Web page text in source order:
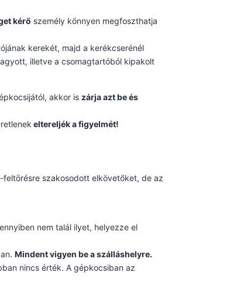
kérő személy könnyen megfoszthatja
kerekét, majd a kerékcserénél
illetve a csomagtartóból kipakolt
akkor is zárja azt be és
eltereljék a figyelmét!
szakosodott elkövetőket, de az
nem talál ilyet, helyezze el
Mindent vigyen be a szálláshelyre.
nincs érték. A gépkocsiban az